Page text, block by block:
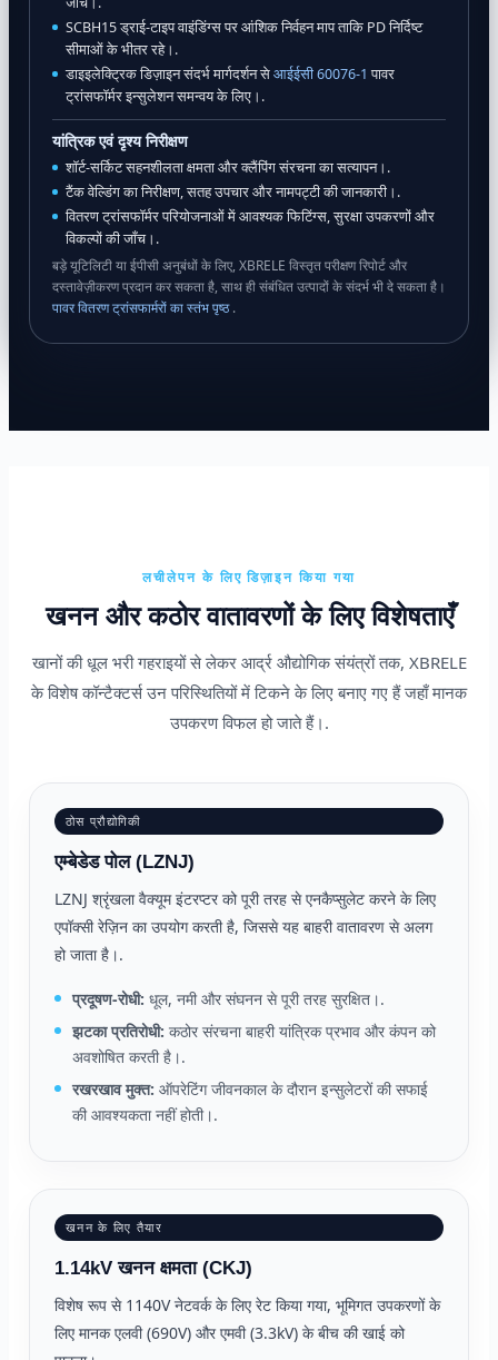
SCBH15 ड्राई-टाइप वाइंडिंग्स पर आंशिक निर्वहन माप ताकि PD निर्दिष्ट
सीमाओं के भीतर रहे।.
डाइइलेक्ट्रिक डिज़ाइन संदर्भ मार्गदर्शन सेआईईसी 60076-1पावर
ट्रांसफॉर्मर इन्सुलेशन समन्वय के लिए।.
यांत्रिक एवं दृश्य निरीक्षण
शॉर्ट-सर्किट सहनशीलता क्षमता और क्लैंपिंग संरचना का सत्यापन।.
टैंक वेल्डिंग का निरीक्षण, सतह उपचार और नामपट्टी की जानकारी।.
वितरण ट्रांसफॉर्मर परियोजनाओं में आवश्यक फिटिंग्स, सुरक्षा उपकरणों और
विकल्पों की जाँच।.
बड़े यूटिलिटी या ईपीसी अनुबंधों के लिए, XBRELE विस्तृत परीक्षण रिपोर्ट और
दस्तावेज़ीकरण प्रदान कर सकता है, साथ ही संबंधित उत्पादों के संदर्भ भी दे सकता है।
पावर वितरण ट्रांसफार्मरों का स्तंभ पृष्ठ.
लचीलेपन के लिए डिज़ाइन किया गया
खनन और कठोर वातावरणों के लिए विशेषताएँ
खानों की धूल भरी गहराइयों से लेकर आर्द्र औद्योगिक संयंत्रों तक, XBRELE
के विशेष कॉन्टैक्टर्स उन परिस्थितियों में टिकने के लिए बनाए गए हैं जहाँ मानक
उपकरण विफल हो जाते हैं।.
ठोस प्रौद्योगिकी
एम्बेडेड पोल (LZNJ)
LZNJ श्रृंखला वैक्यूम इंटरप्टर को पूरी तरह से एनकैप्सुलेट करने के लिए
एपॉक्सी रेज़िन का उपयोग करती है, जिससे यह बाहरी वातावरण से अलग
हो जाता है।.
प्रदूषण-रोधी: धूल, नमी और संघनन से पूरी तरह सुरक्षित।.
झटका प्रतिरोधी: कठोर संरचना बाहरी यांत्रिक प्रभाव और कंपन को
अवशोषित करती है।.
रखरखाव मुक्त: ऑपरेटिंग जीवनकाल के दौरान इन्सुलेटरों की सफाई
की आवश्यकता नहीं होती।.
खनन के लिए तैयार
1.14kV खनन क्षमता (CKJ)
विशेष रूप से 1140V नेटवर्क के लिए रेट किया गया, भूमिगत उपकरणों के
लिए मानक एलवी (690V) और एमवी (3.3kV) के बीच की खाई को